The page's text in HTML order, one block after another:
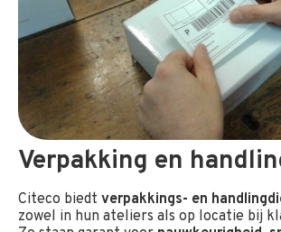
Verpakking en
Citeco biedt verpakkings- en
zowel in hun ateliers als op locatie bij